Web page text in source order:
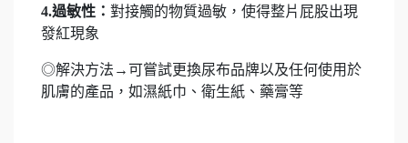
4.過敏性： 對接觸的物質過敏，使得整片屁股出現
發紅現象
◎解決方法→可嘗試更換尿布品牌以及任何使用於
肌膚的產品，如濕紙巾、衛生紙、藥膏等